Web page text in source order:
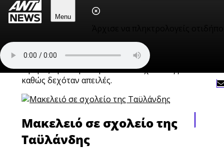
Menu
Τουρκία: Άγρια δολοφονία
σύντροφο της
9 μέρες πριν τη δολφονία τον είχε καταγγείλει
καθώς δεχόταν απειλές.
Μακελειό σε σχολείο της
Ταϋλάνδης